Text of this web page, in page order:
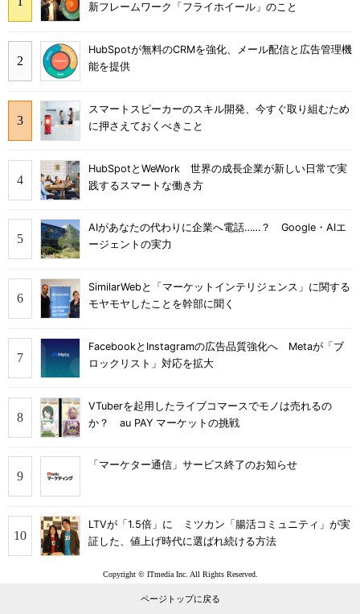
新フレームワーク「フライホイール」のこと
HubSpotが無料のCRMを強化、メール配信と広告管理機
能を提供
スマートスピーカーのスキル開発、今すぐ取り組むため
に押さえておくべきこと
HubSpotとWeWork 世界の成長企業が新しい日常で実
践するスマートな働き方
AIがあなたの代わりに企業へ電話……？ Google・AIエ
ージェントの実力
SimilarWebと「マーケットインテリジェンス」に関する
モヤモヤしたことを幹部に聞く
FacebookとInstagramの広告品質強化へ Metaが「ブ
ロックリスト」対応を拡大
VTuberを起用したライブコマースでモノは売れるの
か？ au PAY マーケットの挑戦
「マーケター通信」サービス終了のお知らせ
LTVが「1.5倍」に ミツカン「腸活コミュニティ」が実
証した、値上げ時代に選ばれ続ける方法
Copyright © ITmedia Inc. All Rights Reserved.
ページトップに戻る